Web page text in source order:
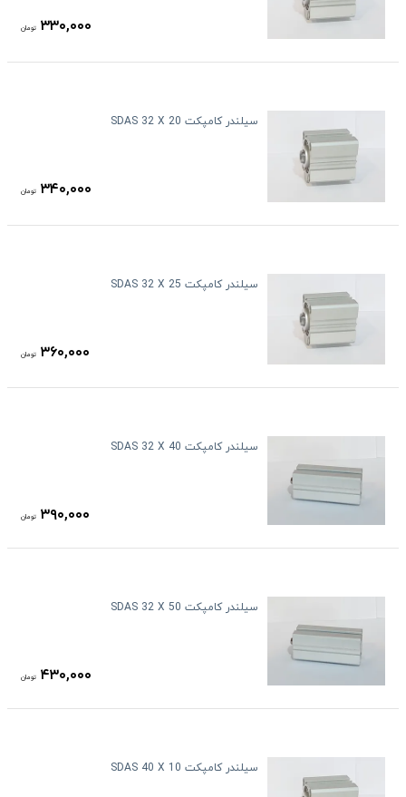
۳۳۰,۰۰۰ تومان
سیلندر کامپکت SDAS 32 X 20
۳۴۰,۰۰۰ تومان
سیلندر کامپکت SDAS 32 X 25
۳۶۰,۰۰۰ تومان
سیلندر کامپکت SDAS 32 X 40
۳۹۰,۰۰۰ تومان
سیلندر کامپکت SDAS 32 X 50
۴۳۰,۰۰۰ تومان
سیلندر کامپکت SDAS 40 X 10